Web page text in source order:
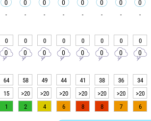
0 0 0 0 0 0 0 0
- - - - - - - -
0 0 0 0 0 0 0 0
0 0 0 0 0 0 0 0
64 58 49 44 41 38 36 34
15 >20 >20 >20 >20 >20 >20 >20
1 2 4 6 8 8 7 6